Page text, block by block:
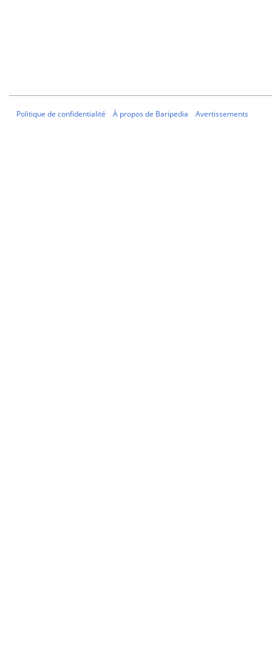
Politique de confidentialité À propos de Baripedia Avertissements